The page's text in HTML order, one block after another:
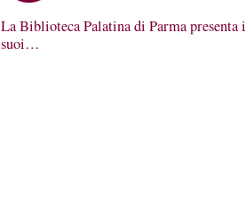
La Biblioteca Palatina di Parma presenta i
suoi…